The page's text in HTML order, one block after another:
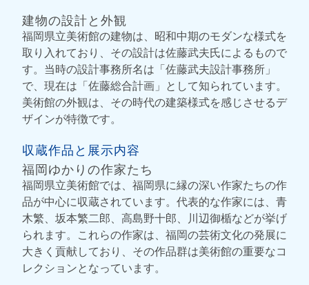
建物の設計と外観
福岡県立美術館の建物は、昭和中期のモダンな様式を
取り入れており、その設計は佐藤武夫氏によるもので
す。当時の設計事務所名は「佐藤武夫設計事務所」
で、現在は「佐藤総合計画」として知られています。
美術館の外観は、その時代の建築様式を感じさせるデ
ザインが特徴です。
収蔵作品と展示内容
福岡ゆかりの作家たち
福岡県立美術館では、福岡県に縁の深い作家たちの作
品が中心に収蔵されています。代表的な作家には、青
木繁、坂本繁二郎、高島野十郎、川辺御楯などが挙げ
られます。これらの作家は、福岡の芸術文化の発展に
大きく貢献しており、その作品群は美術館の重要なコ
レクションとなっています。